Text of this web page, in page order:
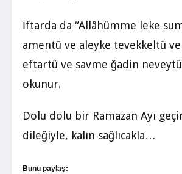
İftarda da “Allâhümme leke
amentü ve aleyke tevekkeltü ve
eftartü ve savme ğadin
okunur.
Dolu dolu bir Ramazan Ayı
dileğiyle, kalın sağlıcakla…
Bunu paylaş: